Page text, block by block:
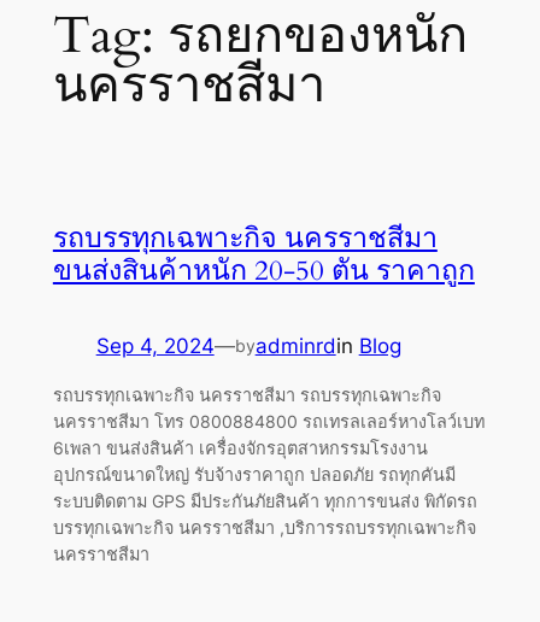
Tag: รถยกของหนัก
นครราชสีมา
รถบรรทุกเฉพาะกิจ นครราชสีมา
ขนส่งสินค้าหนัก 20-50 ตัน ราคาถูก
Sep 4, 2024—byadminrdin Blog
รถบรรทุกเฉพาะกิจ นครราชสีมา รถบรรทุกเฉพาะกิจ
นครราชสีมา โทร 0800884800 รถเทรลเลอร์หางโลว์เบท
6เพลา ขนส่งสินค้า เครื่องจักรอุตสาหกรรมโรงงาน
อุปกรณ์ขนาดใหญ่ รับจ้างราคาถูก ปลอดภัย รถทุกคันมี
ระบบติดตาม GPS มีประกันภัยสินค้า ทุกการขนส่ง พิกัดรถ
บรรทุกเฉพาะกิจ นครราชสีมา ,บริการรถบรรทุกเฉพาะกิจ
นครราชสีมา